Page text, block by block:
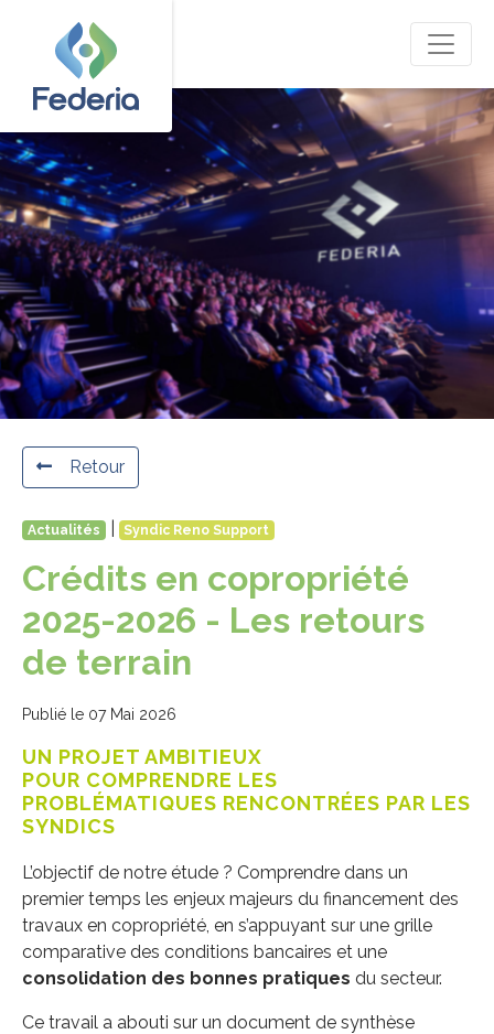
Retour
Actualités | Syndic Reno Support
Crédits en copropriété
2025-2026 - Les retours
de terrain
Publié le 07 Mai 2026
UN PROJET AMBITIEUX
POUR COMPRENDRE LES
PROBLÉMATIQUES RENCONTRÉES PAR LES
SYNDICS
L’objectif de notre étude ? Comprendre dans un
premier temps les enjeux majeurs du financement des
travaux en copropriété, en s’appuyant sur une grille
comparative des conditions bancaires et une
consolidation des bonnes pratiques du secteur.
Ce travail a abouti sur un document de synthèse